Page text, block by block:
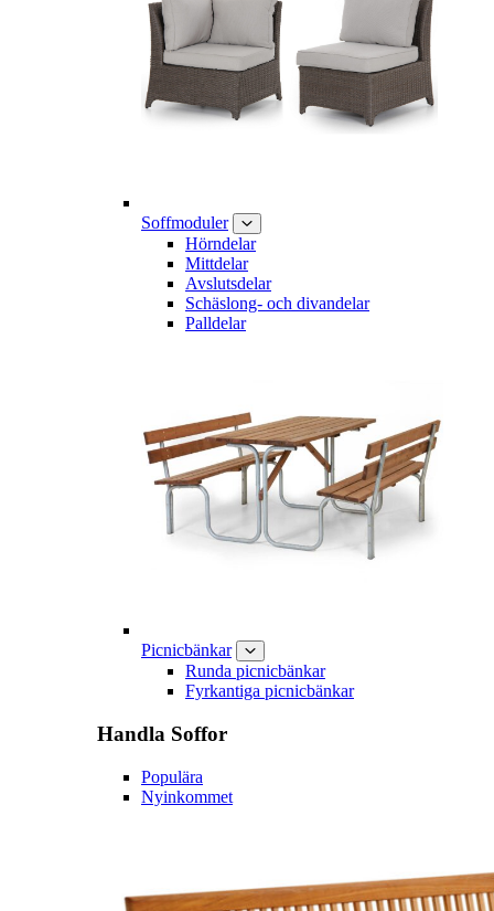
Soffmoduler
Hörndelar
Mittdelar
Avslutsdelar
Schäslong- och divandelar
Palldelar
Picnicbänkar
Runda picnicbänkar
Fyrkantiga picnicbänkar
Handla Soffor
Populära
Nyinkommet